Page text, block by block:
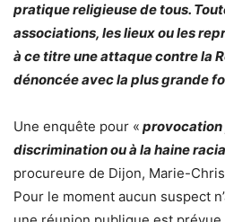
pratique religieuse de tous.
associations, les lieux ou les
à ce titre une attaque contre la
dénoncée avec la plus grande
Une enquête pour « provocation
discrimination ou à la haine
procureure de Dijon, Marie-
Pour le moment aucun suspect